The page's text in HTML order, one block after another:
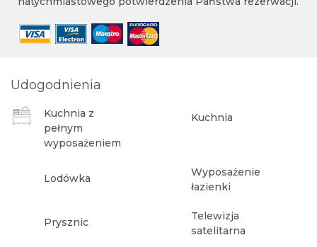
Udogodnienia
Kuchnia z
pełnym
wyposażeniem
Kuchnia
Lodówka
Wyposażenie
łazienki
Prysznic
Telewizja
satelitarna